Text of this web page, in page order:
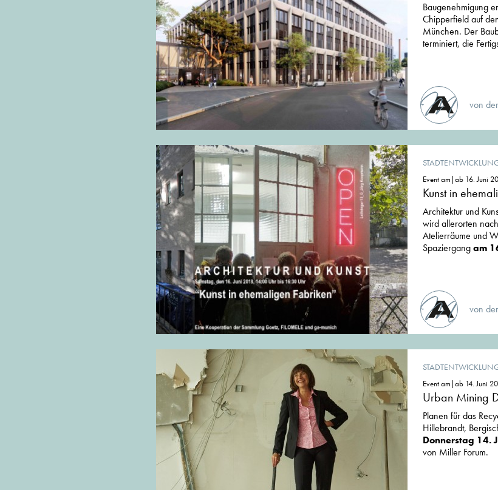
Baugenehmigung
Chipperfield auf
München. Der
terminiert, die
von
Event am|ab 16. Juni
Kunst in
Architektur und
wird allerorten
Atelierräume und
Spaziergangam
von
Event am|ab 14. Juni
Urban Mining
Planen für das
Hillebrandt,
Donnerstag 14.
von Miller Forum.